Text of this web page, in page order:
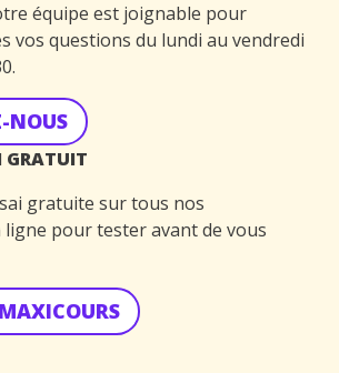
équipe est joignable pour
vos questions du lundi au vendredi
NOUS
GRATUIT
gratuite sur tous nos
pour tester avant de vous